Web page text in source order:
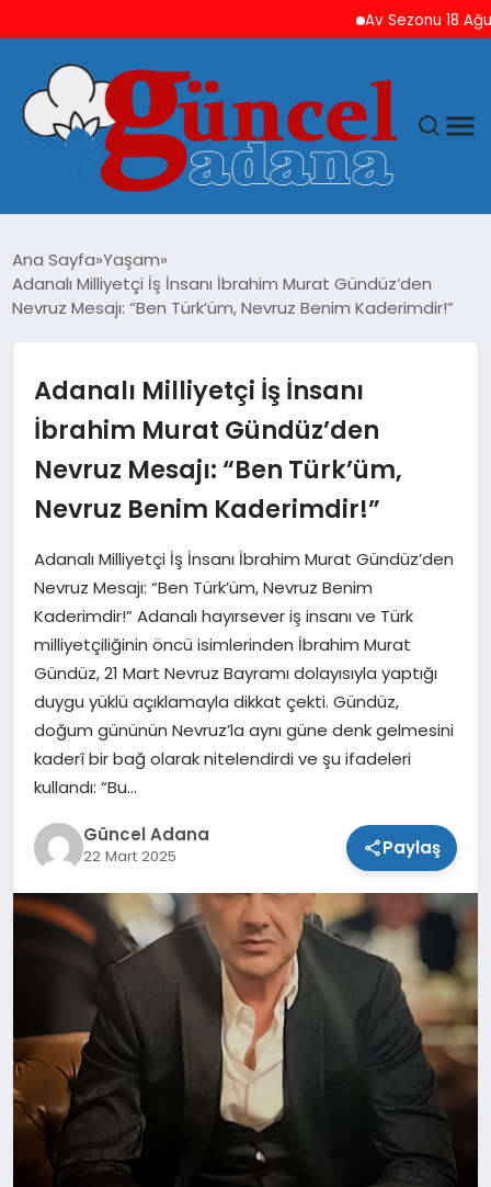
Av Sezonu 18
GÜNCEL
MAGAZIN
SAĞLIK
TEKNOLOJI
Ana Sayfa Yaşam
Adanalı Milliyetçi İş İnsanı İbrahim Murat Gündüz’den
Nevruz Mesajı: “Ben Türk’üm, Nevruz Benim Kaderimdir!”
Adanalı Milliyetçi İş İnsanı
İbrahim Murat Gündüz’den
Nevruz Mesajı: “Ben Türk’üm,
Nevruz Benim Kaderimdir!”
Adanalı Milliyetçi İş İnsanı İbrahim Murat Gündüz’den
Nevruz Mesajı: “Ben Türk’üm, Nevruz Benim
Kaderimdir!” Adanalı hayırsever iş insanı ve Türk
milliyetçiliğinin öncü isimlerinden İbrahim Murat
Gündüz, 21 Mart Nevruz Bayramı dolayısıyla yaptığı
duygu yüklü açıklamayla dikkat çekti. Gündüz,
doğum gününün Nevruz’la aynı güne denk gelmesini
kaderî bir bağ olarak nitelendirdi ve şu ifadeleri
kullandı: “Bu…
Güncel Adana
22 Mart 2025 Paylaş